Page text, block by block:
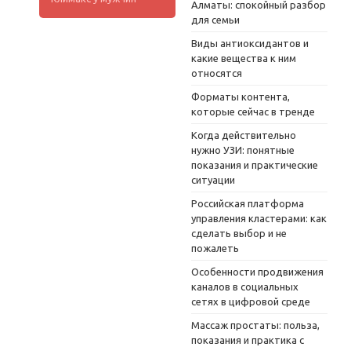
Алматы: спокойный разбор
для семьи
Виды антиоксидантов и
какие вещества к ним
относятся
Форматы контента,
которые сейчас в тренде
Когда действительно
нужно УЗИ: понятные
показания и практические
ситуации
Российская платформа
управления кластерами: как
сделать выбор и не
пожалеть
Особенности продвижения
каналов в социальных
сетях в цифровой среде
Массаж простаты: польза,
показания и практика с